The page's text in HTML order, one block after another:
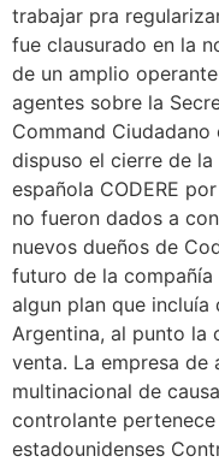
trabajar pra
fue clausurado en la
de un amplio
agentes sobre la
Command
dispuso el cierre de
española CODERE
no fueron dados a
nuevos dueños de
futuro de la
algun plan que incluía
Argentina, al punto la
venta. La empresa de
multinacional de
controlante
estadounidenses